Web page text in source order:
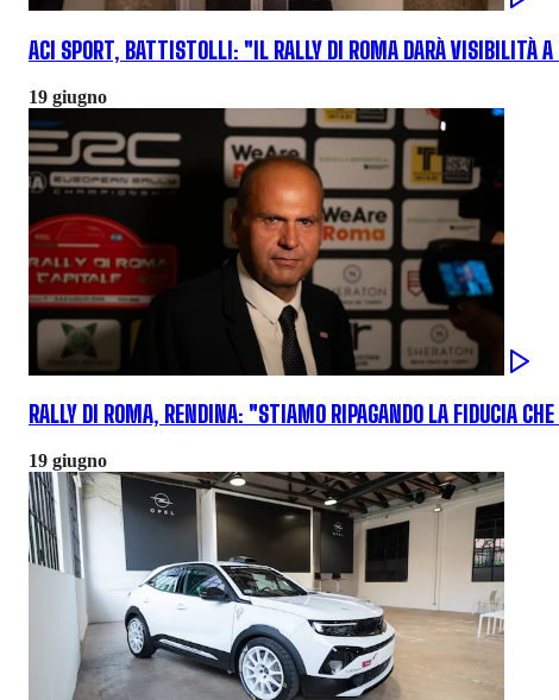
ACI SPORT, BATTISTOLLI: "IL RALLY DI ROMA DARÀ VISIBILITÀ
19 giugno
RALLY DI ROMA, RENDINA: "STIAMO RIPAGANDO LA FIDUCIA
19 giugno